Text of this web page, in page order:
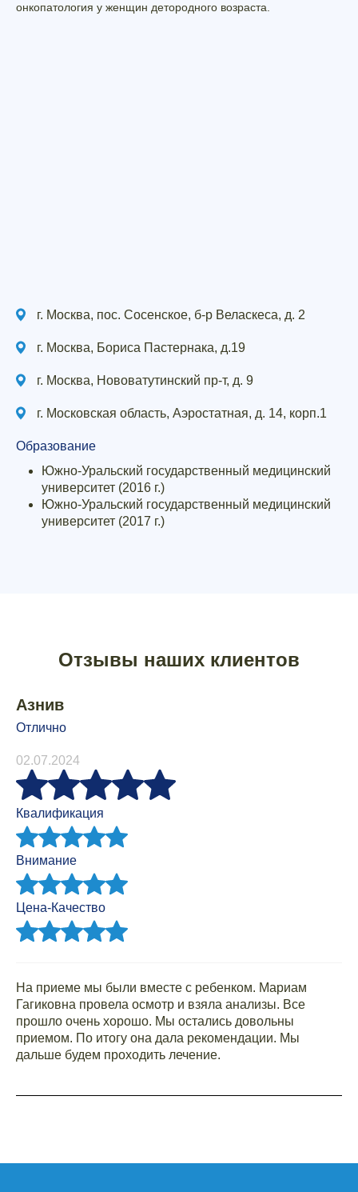
онкопатология у женщин детородного возраста.
г. Москва, пос. Сосенское, б-р Веласкеса, д. 2
г. Москва, Бориса Пастернака, д.19
г. Москва, Нововатутинский пр-т, д. 9
г. Московская область, Аэростатная, д. 14, корп.1
Образование
Южно-Уральский государственный медицинский
университет (2016 г.)
Южно-Уральский государственный медицинский
университет (2017 г.)
Отзывы наших клиентов
Азнив
Отлично
02.07.2024
Квалификация
Внимание
Цена-Качество
На приеме мы были вместе с ребенком. Мариам
Гагиковна провела осмотр и взяла анализы. Все
прошло очень хорошо. Мы остались довольны
приемом. По итогу она дала рекомендации. Мы
дальше будем проходить лечение.